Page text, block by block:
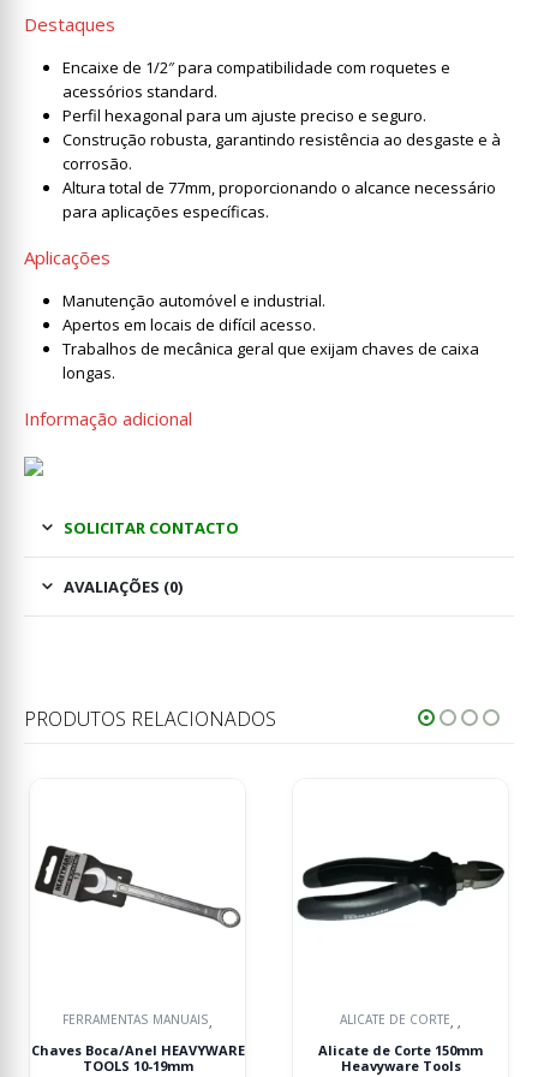
Destaques
Encaixe de 1/2″ para compatibilidade com roquetes e
acessórios standard.
Perfil hexagonal para um ajuste preciso e seguro.
Construção robusta, garantindo resistência ao desgaste e à
corrosão.
Altura total de 77mm, proporcionando o alcance necessário
para aplicações específicas.
Aplicações
Manutenção automóvel e industrial.
Apertos em locais de difícil acesso.
Trabalhos de mecânica geral que exijam chaves de caixa
longas.
Informação adicional
SOLICITAR CONTACTO
AVALIAÇÕES (0)
PRODUTOS RELACIONADOS
MANUAIS,
HEAVYWARE
,,
Alicate de Corte 150mm
Heavyware Tools
Maceta